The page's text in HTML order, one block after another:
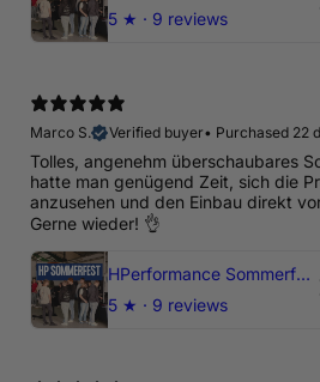
5 ★ · 9 reviews
Marco S.
Verified buyer• Purchased 22
Tolles, angenehm überschaubares
hatte man genügend Zeit, sich die
anzusehen und den Einbau direkt
Gerne wieder! 👌
HPerformance Sommerfest 2026
5 ★ · 9 reviews